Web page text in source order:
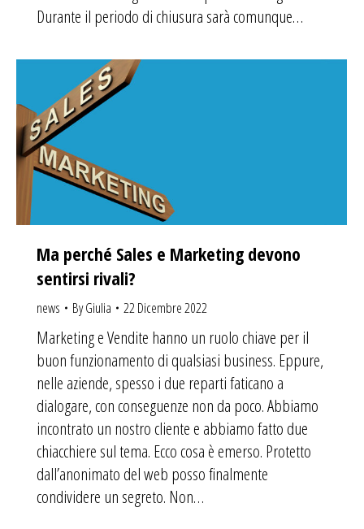
Durante il periodo di chiusura sarà comunque…
Ma perché Sales e Marketing devono
sentirsi rivali?
news ByGiulia 22 Dicembre 2022
Marketing e Vendite hanno un ruolo chiave per il
buon funzionamento di qualsiasi business. Eppure,
nelle aziende, spesso i due reparti faticano a
dialogare, con conseguenze non da poco. Abbiamo
incontrato un nostro cliente e abbiamo fatto due
chiacchiere sul tema. Ecco cosa è emerso. Protetto
dall’anonimato del web posso finalmente
condividere un segreto. Non…